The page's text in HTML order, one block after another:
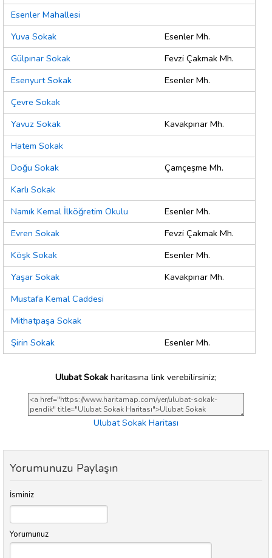
Esenler Mahallesi
Yuva Sokak
Esenler Mh.
Gülpınar Sokak
Fevzi Çakmak Mh.
Esenyurt Sokak
Esenler Mh.
Çevre Sokak
Yavuz Sokak
Kavakpınar Mh.
Hatem Sokak
Doğu Sokak
Çamçeşme Mh.
Karlı Sokak
Namık Kemal İlköğretim Okulu
Esenler Mh.
Evren Sokak
Fevzi Çakmak Mh.
Köşk Sokak
Esenler Mh.
Yaşar Sokak
Kavakpınar Mh.
Mustafa Kemal Caddesi
Mithatpaşa Sokak
Şirin Sokak
Esenler Mh.
Ulubat Sokak haritasına link verebilirsiniz;
Ulubat Sokak Haritası
Yorumunuzu Paylaşın
İsminiz
Yorumunuz